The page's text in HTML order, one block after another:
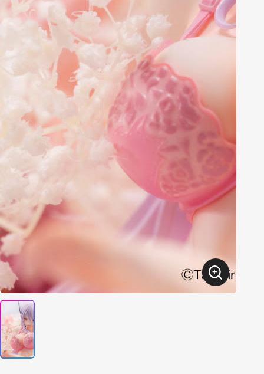
※所提示的照片可能与实际商品略有差
异。
※由于商品涂装的上色工艺采用手工制
作，每件商品可能存在细微差异，敬请
谅解。